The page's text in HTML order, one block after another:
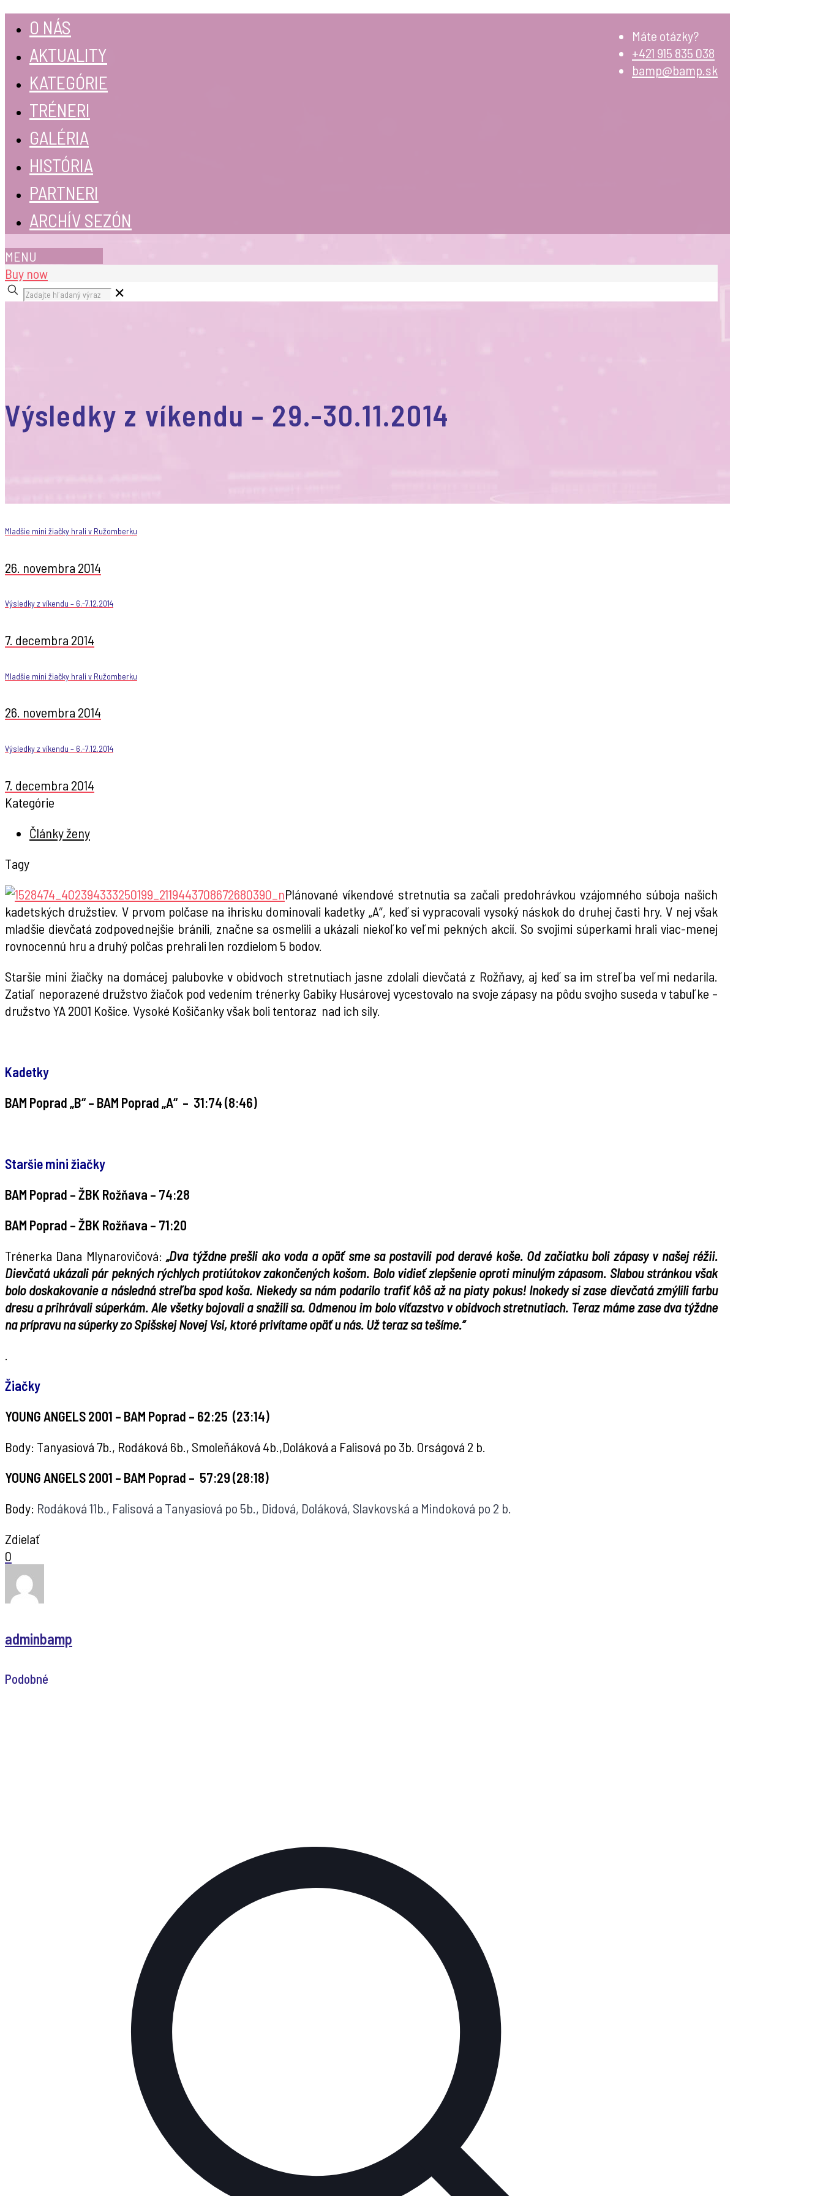
Máte otázky?
+421 915 835 038
bamp@bamp.sk
O NÁS
AKTUALITY
KATEGÓRIE
TRÉNERI
GALÉRIA
HISTÓRIA
PARTNERI
ARCHÍV SEZÓN
MENU
Buy now
✕
Výsledky z víkendu – 29.-30.11.2014
Mladšie mini žiačky hrali v Ružomberku
26. novembra 2014
Výsledky z víkendu – 6.-7.12.2014
7. decembra 2014
Mladšie mini žiačky hrali v Ružomberku
26. novembra 2014
Výsledky z víkendu – 6.-7.12.2014
7. decembra 2014
Kategórie
Články ženy
Tagy
Plánované víkendové stretnutia sa začali predohrávkou vzájomného súboja našich
kadetských družstiev. V prvom polčase na ihrisku dominovali kadetky „A“, keď si vypracovali vysoký náskok do druhej časti hry. V nej však
mladšie dievčatá zodpovednejšie bránili, značne sa osmelili a ukázali niekoľko veľmi pekných akcií. So svojimi súperkami hrali viac-menej
rovnocennú hru a druhý polčas prehrali len rozdielom 5 bodov.
Staršie mini žiačky na domácej palubovke v obidvoch stretnutiach jasne zdolali dievčatá z Rožňavy, aj keď sa im streľba veľmi nedarila.
Zatiaľ neporazené družstvo žiačok pod vedením trénerky Gabiky Husárovej vycestovalo na svoje zápasy na pôdu svojho suseda v tabuľke –
družstvo YA 2001 Košice. Vysoké Košičanky však boli tentoraz nad ich sily.
Kadetky
BAM Poprad „B“ – BAM Poprad „A“ – 31:74 (8:46)
Staršie mini žiačky
BAM Poprad – ŽBK Rožňava – 74:28
BAM Poprad – ŽBK Rožňava – 71:20
Trénerka Dana Mlynarovičová: „Dva týždne prešli ako voda a opäť sme sa postavili pod deravé koše. Od začiatku boli zápasy v našej réžii.
Dievčatá ukázali pár pekných rýchlych protiútokov zakončených košom. Bolo vidieť zlepšenie oproti minulým zápasom. Slabou stránkou však
bolo doskakovanie a následná streľba spod koša. Niekedy sa nám podarilo trafiť kôšaž na piaty pokus! Inokedy si zase dievčatá zmýlili farbu
dresu a prihrávali súperkám. Ale všetky bojovali a snažili sa. Odmenou im bolo víťazstvo v obidvoch stretnutiach. Teraz máme zase dva týždne
na prípravu na súperky zo Spišskej Novej Vsi, ktoré privítame opäť u nás. Už teraz sa tešíme.“
Žiačky
YOUNG ANGELS 2001 – BAM Poprad – 62:25 (23:14)
Body: Tanyasiová 7b., Rodáková 6b., Smoleňáková 4b.,Doláková a Falisová po 3b. Orságová 2 b.
YOUNG ANGELS 2001 – BAM Poprad – 57:29 (28:18)
Body: Rodáková 11b., Falisová a Tanyasiová po 5b., Didová, Doláková, Slavkovská a Mindoková po 2 b.
Zdielať
0
adminbamp
Podobné